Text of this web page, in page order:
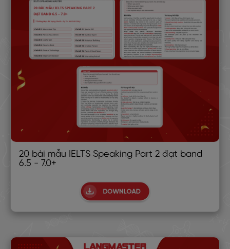
20 bài mẫu IELTS Speaking Part 2 đạt band
6.5 - 7.0+